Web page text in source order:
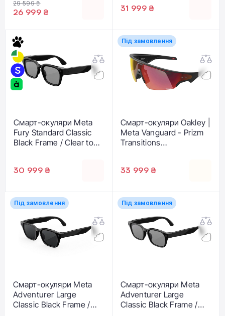
29 599 ₴
26 999 ₴
31 999 ₴
Смарт-окуляри Meta
Fury Standard Classic
Black Frame / Clear to
30 999 ₴
Під замовлення
Смарт-окуляри Oakley |
Meta Vanguard - Prizm
Transitions
090)
33 999 ₴
Під замовлення
Смарт-окуляри Meta
Adventurer Large
Classic Black Frame /
Під замовлення
Смарт-окуляри Meta
Adventurer Large
Classic Black Frame /